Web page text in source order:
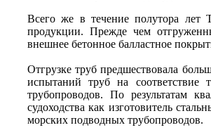
Всего же в течение полутора лет
продукции. Прежде чем
внешнее бетонное балластное
Отгрузке труб предшествовала
испытаний труб на соответствие
трубопроводов. По результатам
судоходства как изготовитель
морских подводных трубопроводов.